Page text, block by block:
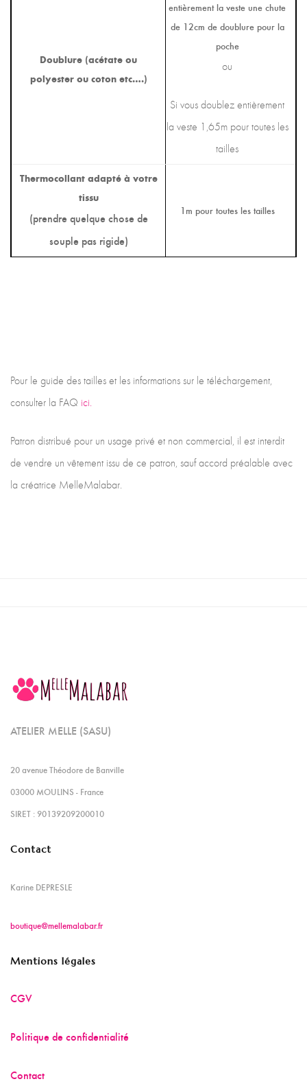
Doublure (acétate ou
polyester ou coton etc….)
entièrement la veste une chute
de 12cm de doublure pour la
poche
ou
Si vous doublez entièrement
la veste 1,65m pour toutes les
tailles
Thermocollant adapté à votre
tissu
(prendre quelque chose de
souple pas rigide)
1m pour toutes les tailles
Pour le guide des tailles et les informations sur le téléchargement,
consulter la FAQ ici.
Patron distribué pour un usage privé et non commercial, il est interdit
de vendre un vêtement issu de ce patron, sauf accord préalable avec
la créatrice MelleMalabar.
ATELIER MELLE (SASU)
20 avenue Théodore de Banville
03000 MOULINS - France
SIRET : 90139209200010
Contact
Karine DEPRESLE
boutique@mellemalabar.fr
Mentions légales
CGV
Politique de confidentialité
Contact